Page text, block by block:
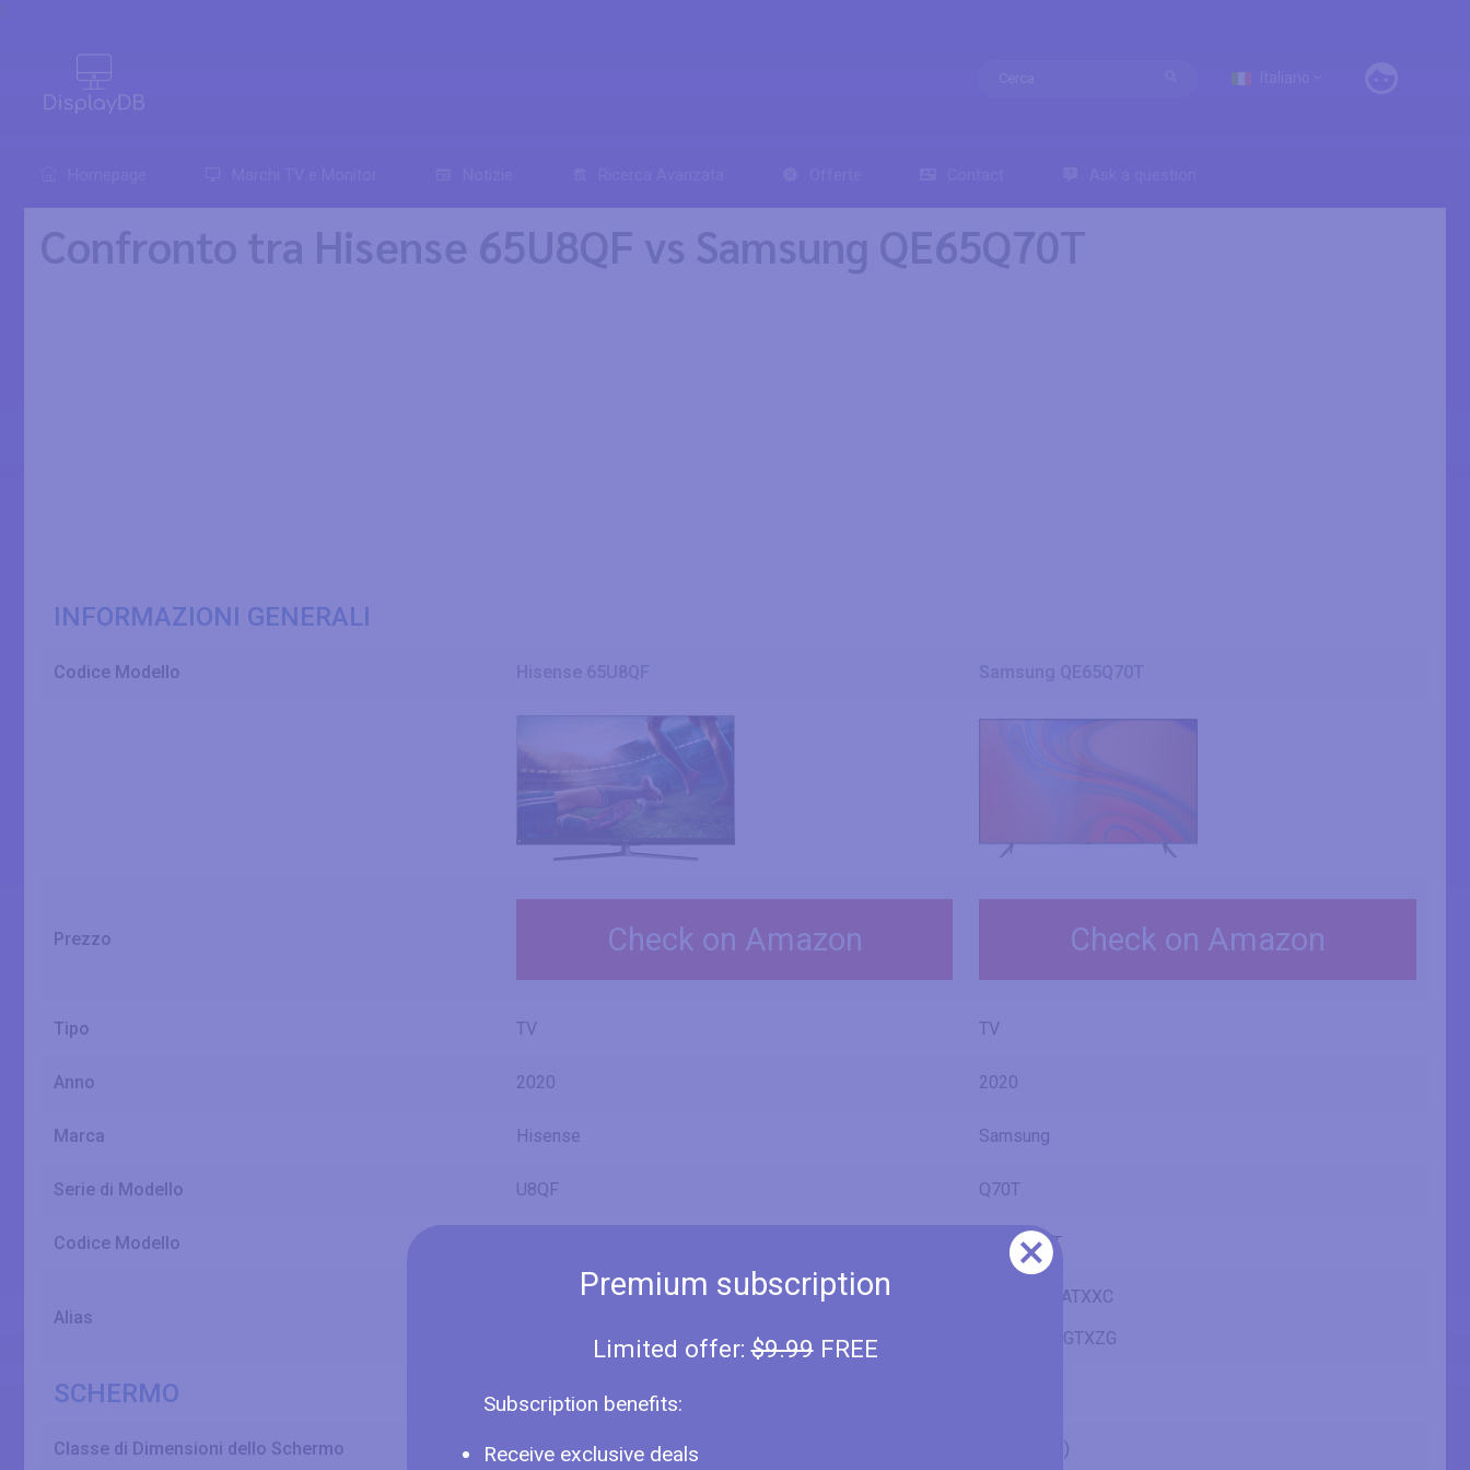
Premium subscription
Limited offer:$9.99FREE
Subscription benefits:
Receive exclusive deals
Confronto tra Hisense 65U8QF vs Samsung QE65Q70T
INFORMAZIONI GENERALI
Codice Modello
Prezzo Check on Amazon Check on Amazon
Tipo TV TV
Anno 2020 2020
Marca Hisense Samsung
Serie di Modello U8QF Q70T
Codice Modello QE65Q70T
Alias
QE65Q70TATXXC
GQ65Q70TGTXZG
SCHERMO
Classe di Dimensioni dello Schermo 65" (inches) 65" (inches)